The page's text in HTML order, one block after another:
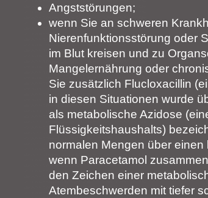
Angststörungen;
wenn Sie an schweren
Nierenfunktionsstörung oder
im Blut kreisen und zu
Mangelernährung oder
Sie zusätzlich Flucloxacillin
in diesen Situationen wurde
als metabolische Azidose
Flüssigkeitshaushalts)
normalen Mengen über
wenn Paracetamol
den Zeichen einer
Atembeschwerden mit tiefer